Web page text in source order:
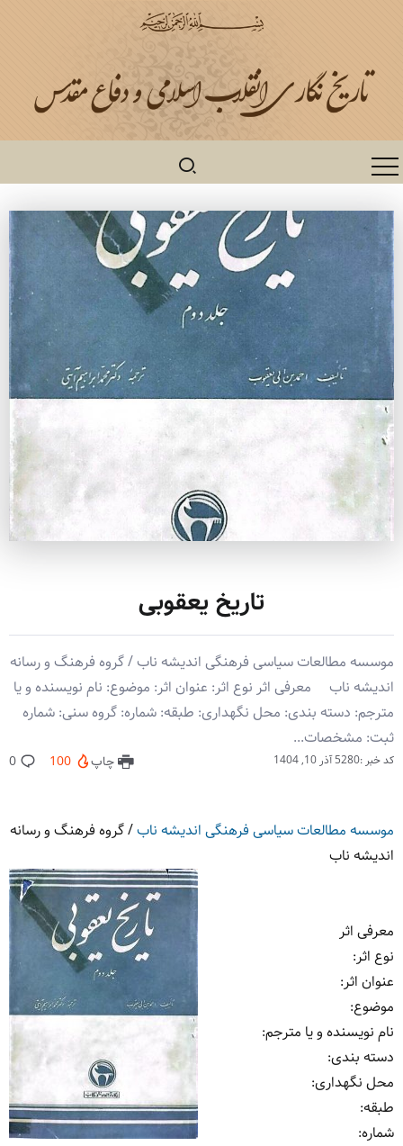
تاریخ یعقوبی
موسسه مطالعات سیاسی فرهنگی اندیشه ناب / گروه فرهنگ و رسانه
اندیشه ناب معرفی اثر نوع اثر: عنوان اثر: موضوع: نام نویسنده و یا
مترجم: دسته بندی: محل نگهداری: طبقه: شماره: گروه سنی: شماره
ثبت: مشخصات...
کد خبر :5280 آذر 10, 1404 چاپ 100
0
موسسه مطالعات سیاسی فرهنگی اندیشه ناب/گروه فرهنگ و رسانه
اندیشه ناب
معرفی اثر
نوع اثر:
عنوان اثر:
موضوع:
نام نویسنده و یا مترجم:
دسته بندی:
محل نگهداری:
طبقه:
شماره: